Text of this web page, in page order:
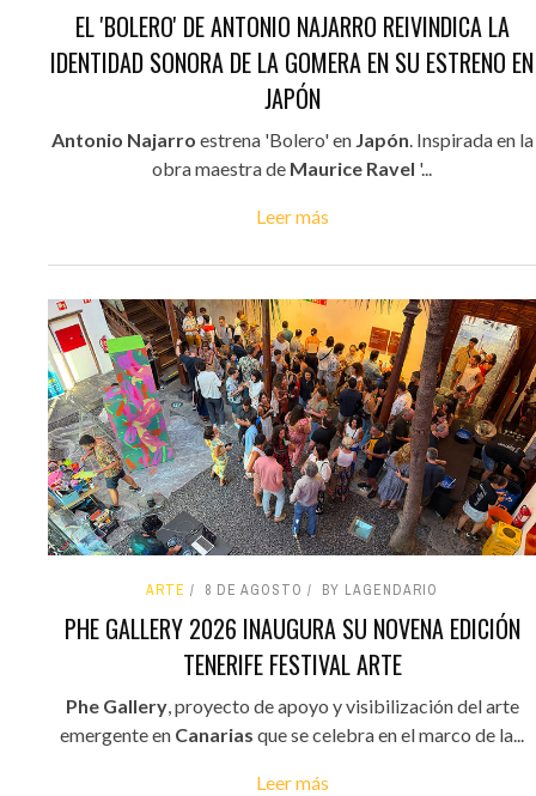
EL 'BOLERO' DE ANTONIO NAJARRO REIVINDICA LA
IDENTIDAD SONORA DE LA GOMERA EN SU ESTRENO EN
JAPÓN
Antonio Najarro estrena 'Bolero' en Japón. Inspirada en la
obra maestra de Maurice Ravel '...
Leer más
ARTE 8 DE AGOSTO BY LAGENDARIO
PHE GALLERY 2026 INAUGURA SU NOVENA EDICIÓN
TENERIFE FESTIVAL ARTE
Phe Gallery, proyecto de apoyo y visibilización del arte
emergente en Canarias que se celebra en el marco de la...
Leer más